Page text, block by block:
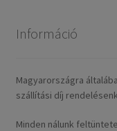
Információ
Magyarországra
szállítási díj
Minden nálunk